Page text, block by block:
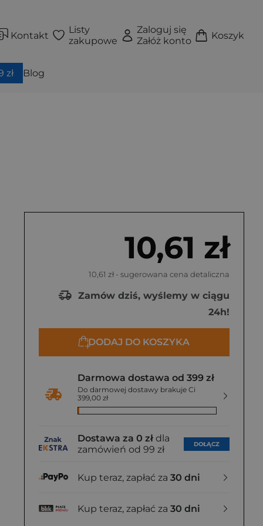
Kontakt
Listy
zakupowe
Zaloguj się
Załóż konto
Koszyk
zł Blog
10,61 zł
10,61 zł - sugerowana cena detaliczna
Zamów dziś, wyślemy w ciągu
24h!
DODAJ DO KOSZYKA
Darmowa dostawa od 399 zł
Do darmowej dostawy brakuje Ci
399,00 zł
Dostawa za 0 zł dla
zamówień od 99 zł
DOŁĄCZ
Kup teraz, zapłać za 30 dni
Kup teraz, zapłać za 30 dni